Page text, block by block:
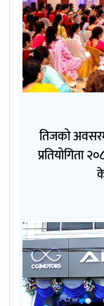
तिजको
प्रतियोगिता